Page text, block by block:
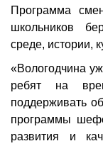
Программа
школьников
среде, истории,
«Вологодчина
ребят на
поддерживать
программы
развития и